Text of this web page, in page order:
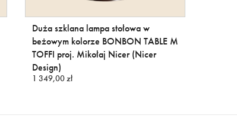
Duża szklana lampa stołowa w
beżowym kolorze BONBON TABLE M
TOFFI proj. Mikołaj Nicer (Nicer
Design)
1 349,00 zł